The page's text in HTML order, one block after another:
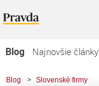
Blog
Najnovšie články
Najčítanejšie články
Blog > Slovenské firmy